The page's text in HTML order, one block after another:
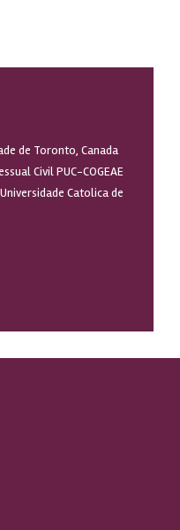
de Toronto, Canada
Civil PUC-COGEAE
Catolica de